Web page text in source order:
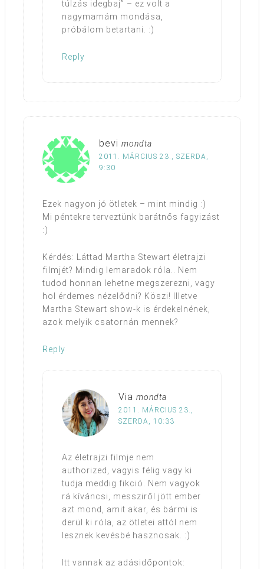
túlzás idegbaj” – ez volt a
nagymamám mondása,
próbálom betartani. :)
Reply
bevi mondta
2011. MÁRCIUS 23., SZERDA,
9:30
Ezek nagyon jó ötletek – mint mindig :)
Mi péntekre terveztünk barátnős fagyizást
:)
Kérdés: Láttad Martha Stewart életrajzi
filmjét? Mindig lemaradok róla.. Nem
tudod honnan lehetne megszerezni, vagy
hol érdemes nézelődni? Köszi! Illetve
Martha Stewart show-k is érdekelnének,
azok melyik csatornán mennek?
Reply
Via mondta
2011. MÁRCIUS 23.,
SZERDA, 10:33
Az életrajzi filmje nem
authorized, vagyis félig vagy ki
tudja meddig fikció. Nem vagyok
rá kíváncsi, messziről jött ember
azt mond, amit akar, és bármi is
derül ki róla, az ötletei attól nem
lesznek kevésbé hasznosak. :)
Itt vannak az adásidőpontok: